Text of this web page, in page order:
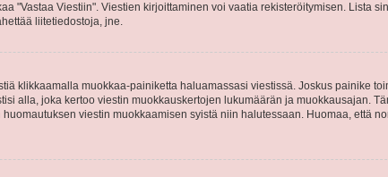
"Vastaa Viestiin". Viestien kirjoittaminen voi vaatia rekisteröitymisen. Lista
liitetiedostoja, jne.
klikkaamalla muokkaa-painiketta haluamassasi viestissä. Joskus painike
alla, joka kertoo viestin muokkauskertojen lukumäärän ja muokkausajan.
viestin muokkaamisen syistä niin halutessaan. Huomaa, että